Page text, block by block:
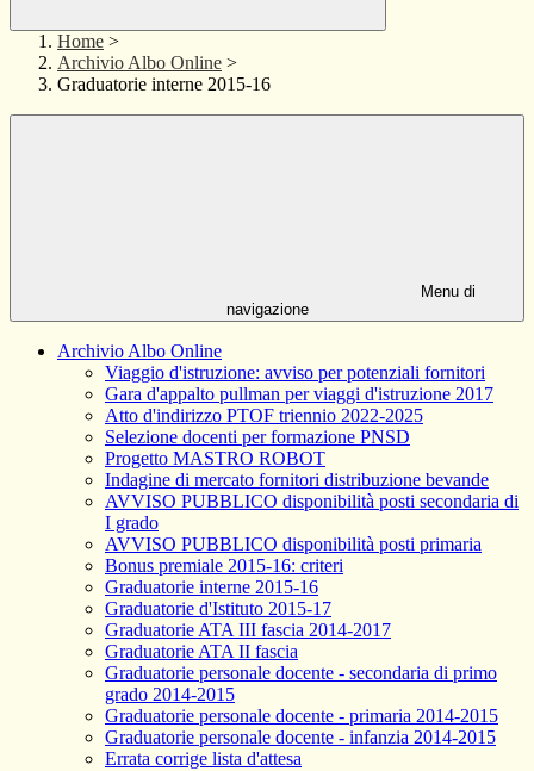
Home >
Archivio Albo Online >
Graduatorie interne 2015-16
Menu di
navigazione
Archivio Albo Online
Viaggio d'istruzione: avviso per potenziali fornitori
Gara d'appalto pullman per viaggi d'istruzione 2017
Atto d'indirizzo PTOF triennio 2022-2025
Selezione docenti per formazione PNSD
Progetto MASTRO ROBOT
Indagine di mercato fornitori distribuzione bevande
AVVISO PUBBLICO disponibilità posti secondaria di
I grado
AVVISO PUBBLICO disponibilità posti primaria
Bonus premiale 2015-16: criteri
Graduatorie interne 2015-16
Graduatorie d'Istituto 2015-17
Graduatorie ATA III fascia 2014-2017
Graduatorie ATA II fascia
Graduatorie personale docente - secondaria di primo
grado 2014-2015
Graduatorie personale docente - primaria 2014-2015
Graduatorie personale docente - infanzia 2014-2015
Errata corrige lista d'attesa